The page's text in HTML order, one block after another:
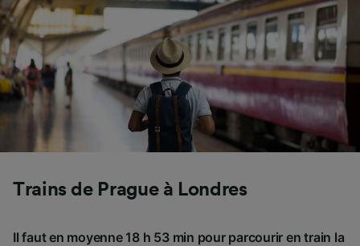
Trains de Prague à Londres
Il faut en moyenne 18 h 53 min pour parcourir en train la